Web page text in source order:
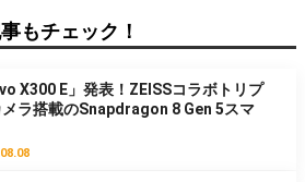
もチェック！
X300 E」発表！ZEISSコラボトリプ
ラ搭載のSnapdragon 8 Gen 5スマ